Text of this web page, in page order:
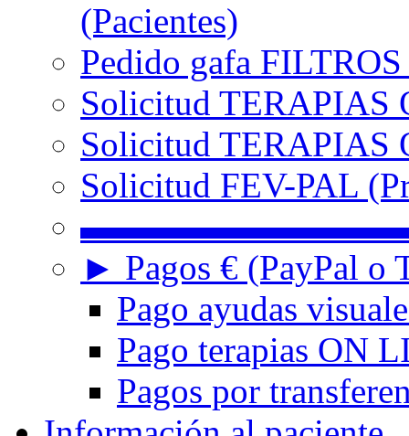
(Pacientes)
Pedido gafa
Solicitud TERAPIAS
Solicitud TERAPIAS
Solicitud FEV-PAL
► Pagos € (PayPal o
Pago ayudas
Pago terapias ON
Pagos por